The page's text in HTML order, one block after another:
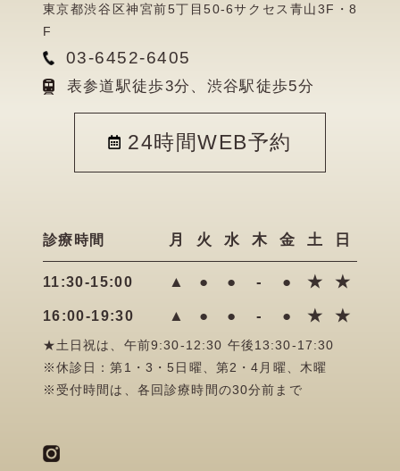
東京都渋谷区神宮前5丁目50-6サクセス青山3F・8
F
03-6452-6405
表参道駅徒歩3分、渋谷駅徒歩5分
24時間WEB予約
診療時間 月 火 水 木 金 土 日
11:30-15:00 ▲ ● ● - ● ★ ★
16:00-19:30 ▲ ● ● - ● ★ ★
★土日祝は、午前9:30-12:30 午後13:30-17:30
※休診日：第1・3・5日曜、第2・4月曜、木曜
※受付時間は、各回診療時間の30分前まで